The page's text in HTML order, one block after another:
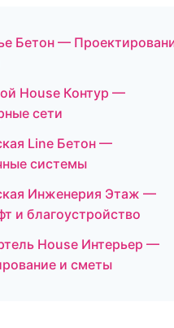
Бетон —
House Контур —
сети
Line Бетон —
системы
Инженерия Этаж —
и благоустройство
House Интерьер —
и сметы